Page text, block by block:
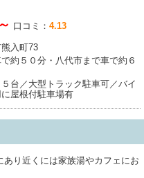
口コミ： 4.13
入町73
約５０分・八代市まで車で約６
台／大型トラック駐車可／バイ
屋根付駐車場有
あり近くには家族湯やカフェにお